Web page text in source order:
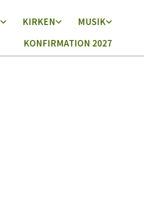
KIRKEN
MUSIK
KONFIRMATION 2027